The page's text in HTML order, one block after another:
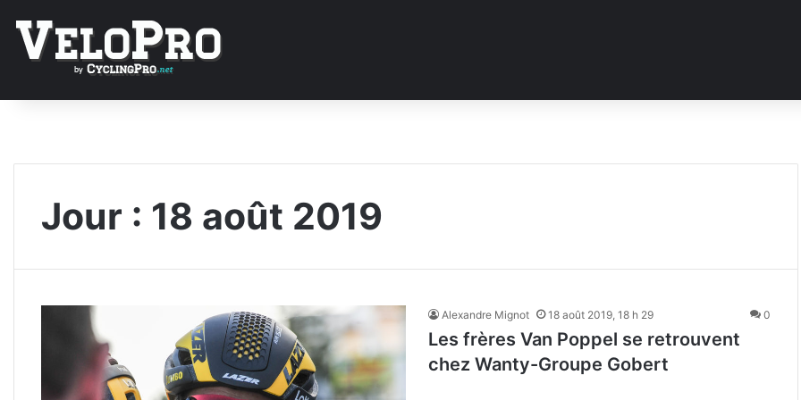
Jour : 18 août 2019
Alexandre Mignot 18 août 2019, 18 h 29 0
Les frères Van Poppel se retrouvent
chez Wanty-Groupe Gobert